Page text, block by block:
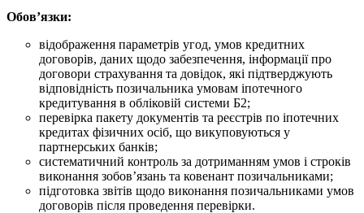
Обов’язки:
відображення параметрів угод, умов кредитних
договорів, даних щодо забезпечення, інформації про
договори страхування та довідок, які підтверджують
відповідність позичальника умовам іпотечного
кредитування в обліковій системи Б2;
перевірка пакету документів та реєстрів по іпотечних
кредитах фізичних осіб, що викуповуються у
партнерських банків;
систематичний контроль за дотриманням умов і строків
виконання зобов’язань та ковенант позичальниками;
підготовка звітів щодо виконання позичальниками умов
договорів після проведення перевірки.